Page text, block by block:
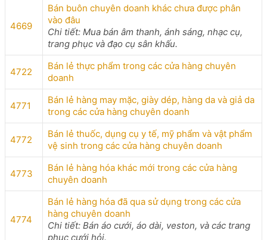
4669
Bán buôn chuyên doanh khác chưa được phân
vào đâu
Chi tiết: Mua bán âm thanh, ánh sáng, nhạc cụ,
trang phục và đạo cụ sân khấu.
4722
Bán lẻ thực phẩm trong các cửa hàng chuyên
doanh
4771
Bán lẻ hàng may mặc, giày dép, hàng da và giả da
trong các cửa hàng chuyên doanh
4772
Bán lẻ thuốc, dụng cụ y tế, mỹ phẩm và vật phẩm
vệ sinh trong các cửa hàng chuyên doanh
4773
Bán lẻ hàng hóa khác mới trong các cửa hàng
chuyên doanh
4774
Bán lẻ hàng hóa đã qua sử dụng trong các cửa
hàng chuyên doanh
Chi tiết: Bán áo cưới, áo dài, veston, và các trang
phục cưới hỏi.